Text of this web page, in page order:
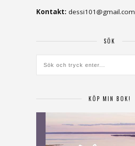
Kontakt: dessi101@gmail.com
SÖK
KÖP MIN BOK!